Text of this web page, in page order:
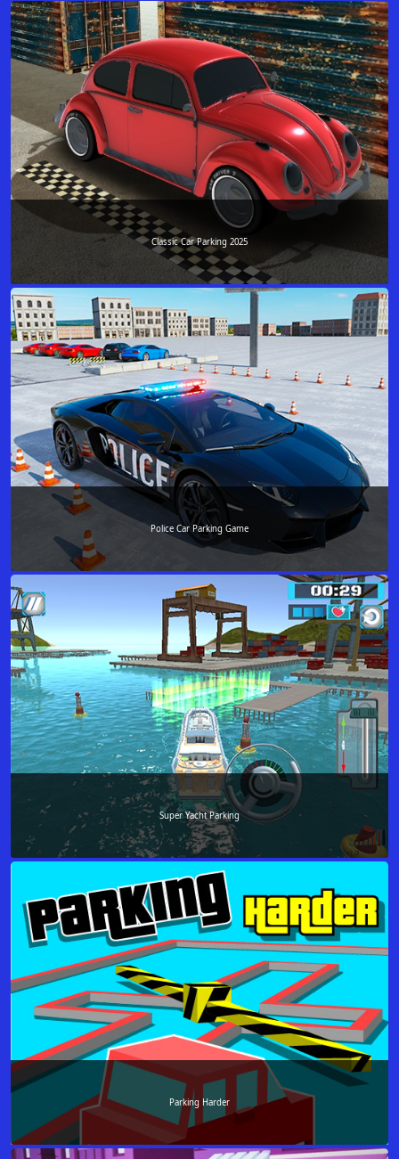
Classic Car Parking 2025
Police Car Parking Game
Super Yacht Parking
Parking Harder